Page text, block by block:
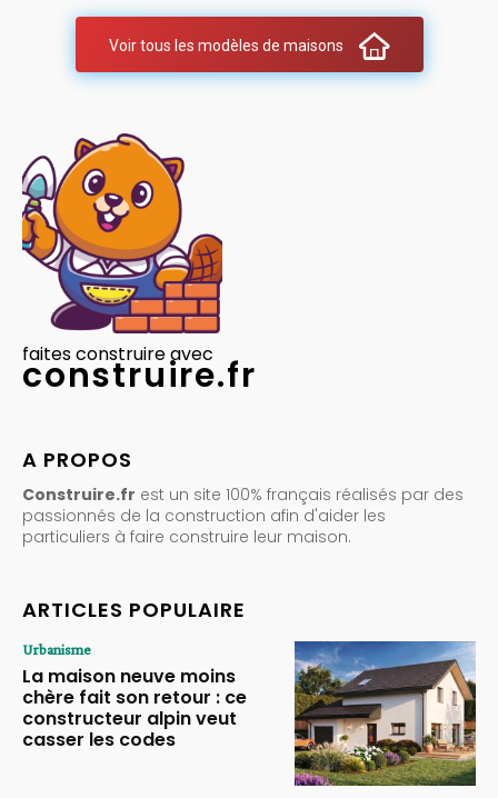
Voir tous les modèles de maisons
faites construire avec
construire.fr
A PROPOS
Construire.fr est un site 100% français réalisés par des
passionnés de la construction afin d'aider les
particuliers à faire construire leur maison.
ARTICLES POPULAIRE
Urbanisme
La maison neuve moins
chère fait son retour : ce
constructeur alpin veut
casser les codes